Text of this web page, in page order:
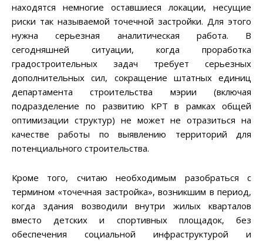
находятся немногие оставшиеся локации, несущие
риски так называемой точечной застройки. Для этого
нужна серьезная аналитическая работа. В
сегодняшней ситуации, когда проработка
градостроительных задач требует серьезных
дополнительных сил, сокращение штатных единиц
департамента строительства мэрии (включая
подразделение по развитию КРТ в рамках общей
оптимизации структур) не может не отразиться на
качестве работы по выявлению территорий для
потенциального строительства.
Кроме того, считаю необходимым разобраться с
термином «точечная застройка», возникшим в период,
когда здания возводили внутри жилых кварталов
вместо детских и спортивных площадок, без
обеспечения социальной инфраструктурой и